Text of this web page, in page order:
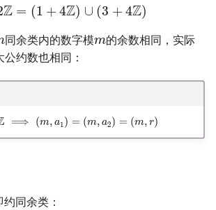
Z = (1 + 4Z) ∪ (3 + 4Z)
同余类内的数字模m的余数相同，实际
公约数也相同：
⟹ (m, a1 ) = (m, a2) = (m, r)
同余类：